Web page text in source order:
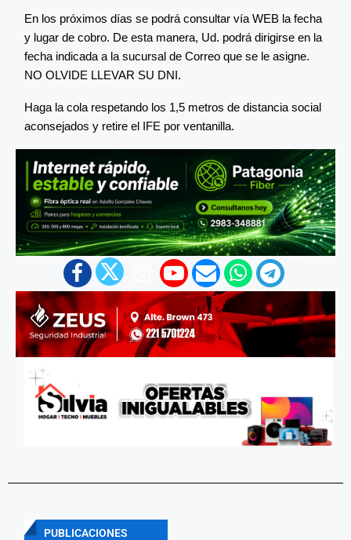
En los próximos días se podrá consultar vía WEB la fecha
y lugar de cobro. De esta manera, Ud. podrá dirigirse en la
fecha indicada a la sucursal de Correo que se le asigne.
NO OLVIDE LLEVAR SU DNI.
Haga la cola respetando los 1,5 metros de distancia social
aconsejados y retire el IFE por ventanilla.​
PUBLICACIONES